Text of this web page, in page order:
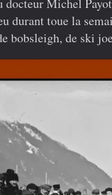
Michel
durant toue la
bobsleigh, de ski